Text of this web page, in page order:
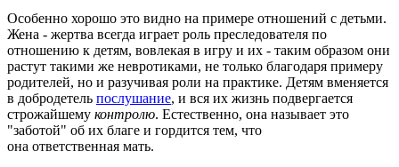
Особенно хорошо это видно на примере отношений с детьми.
Жена - жертва всегда играет роль преследователя по
отношению к детям, вовлекая в игру и их - таким образом они
растут такими же невротиками, не только благодаря примеру
родителей, но и разучивая роли на практике. Детям вменяется
в добродетель послушание, и вся их жизнь подвергается
строжайшему контролю. Естественно, она называет это
"заботой" об их благе и гордится тем, что
она ответственная мать.